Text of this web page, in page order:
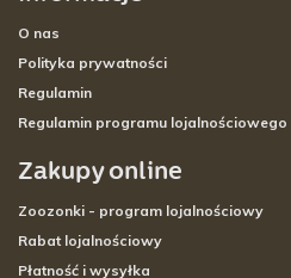
O nas
Polityka prywatności
Regulamin
Regulamin programu lojalnościowego
Zakupy online
Zoozonki - program lojalnościowy
Rabat lojalnościowy
Płatność i wysyłka